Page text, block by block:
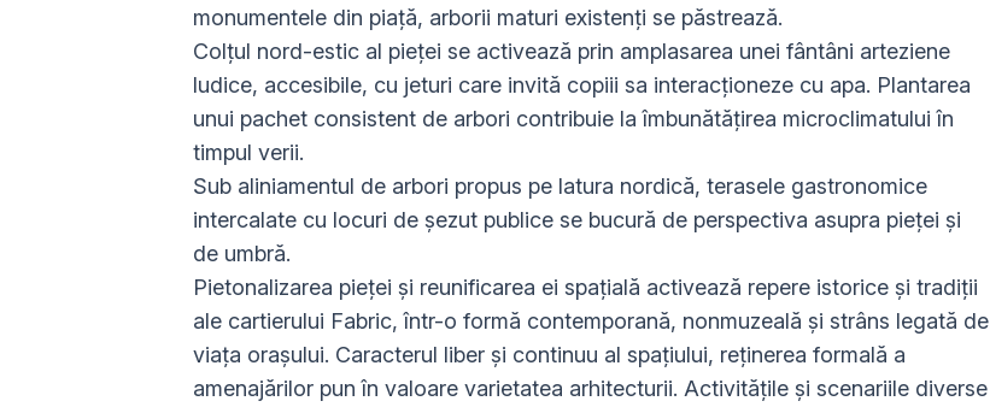
monumentele din piață, arborii maturi existenți se păstrează.
Colțul nord-estic al pieței se activează prin amplasarea unei fântâni arteziene
ludice, accesibile, cu jeturi care invită copiii sa interacționeze cu apa. Plantarea
unui pachet consistent de arbori contribuie la îmbunătățirea microclimatului în
timpul verii.
Sub aliniamentul de arbori propus pe latura nordică, terasele gastronomice
intercalate cu locuri de șezut publice se bucură de perspectiva asupra pieței și
de umbră.
Pietonalizarea pieţei şi reunificarea ei spaţială activează repere istorice şi tradiţii
ale cartierului Fabric, într-o formă contemporană, nonmuzeală şi strâns legată de
viaţa oraşului. Caracterul liber şi continuu al spaţiului, reţinerea formală a
amenajărilor pun în valoare varietatea arhitecturii. Activităţile şi scenariile diverse